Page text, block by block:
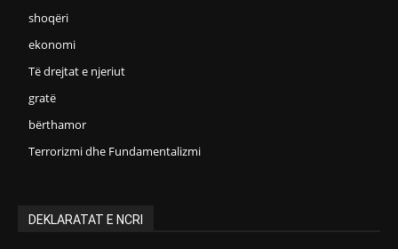
shoqëri
ekonomi
Të drejtat e njeriut
gratë
bërthamor
Terrorizmi dhe Fundamentalizmi
DEKLARATAT E NCRI